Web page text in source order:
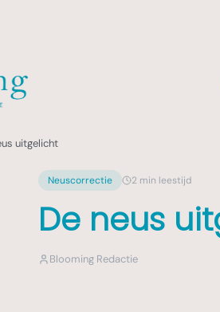
uitgelicht
Neuscorrectie 2 min leestijd
De neus
Blooming Redactie